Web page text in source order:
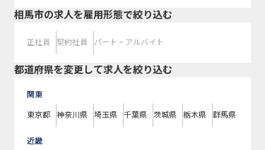
相馬市の求人を雇用形態で絞り込む
正社員 契約社員 パート・アルバイト
都道府県を変更して求人を絞り込む
関東
東京都 神奈川県 埼玉県 千葉県 茨城県 栃木県 群馬県
近畿